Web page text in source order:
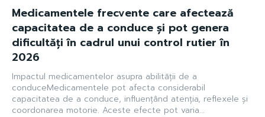
Medicamentele frecvente care afectează
capacitatea de a conduce și pot genera
dificultăți în cadrul unui control rutier în
2026
Impactul medicamentelor asupra abilității de a
conduceMedicamentele pot afecta considerabil
capacitatea de a conduce, influențând atenția, reflexele și
coordonarea motorie. Aceste efecte pot varia...